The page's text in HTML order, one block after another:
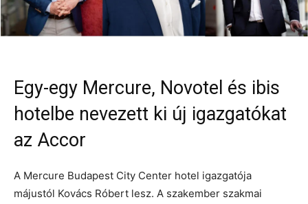
Egy-egy Mercure, Novotel és ibis
hotelbe nevezett ki új igazgatókat
az Accor
A Mercure Budapest City Center hotel igazgatója
májustól Kovács Róbert lesz. A szakember szakmai